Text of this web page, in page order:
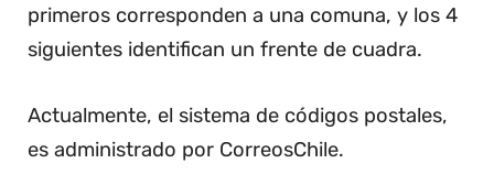
primeros corresponden a una comuna, y los 4
siguientes identifican un frente de cuadra.
Actualmente, el sistema de códigos postales,
es administrado por CorreosChile.